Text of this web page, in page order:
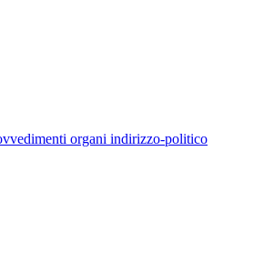
organi indirizzo-politico